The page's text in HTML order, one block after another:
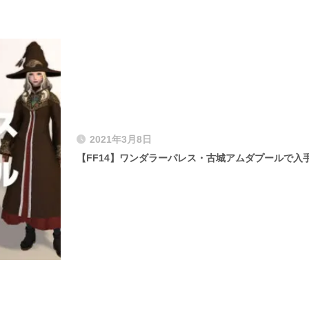
2021年3月8日
【FF14】ワンダラーパレス・古城アムダプールで入